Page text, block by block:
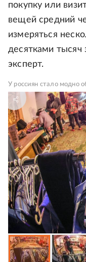
покупку или
вещей средний
измеряться
десятками тысяч
эксперт.
У россиян стало модно